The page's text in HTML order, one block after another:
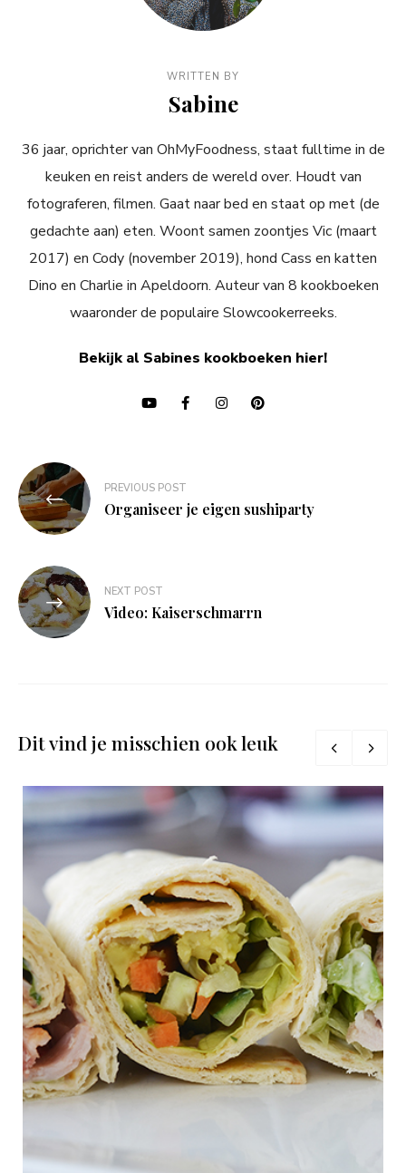
WRITTEN BY
Sabine
36 jaar, oprichter van OhMyFoodness, staat fulltime in de
keuken en reist anders de wereld over. Houdt van
fotograferen, filmen. Gaat naar bed en staat op met (de
gedachte aan) eten. Woont samen zoontjes Vic (maart
2017) en Cody (november 2019), hond Cass en katten
Dino en Charlie in Apeldoorn. Auteur van 8 kookboeken
waaronder de populaire Slowcookerreeks.
Bekijk al Sabines kookboeken hier!
Bericht
navigatie
PREVIOUS POST
Organiseer je eigen sushiparty
NEXT POST
Video: Kaiserschmarrn
Dit vind je misschien ook leuk